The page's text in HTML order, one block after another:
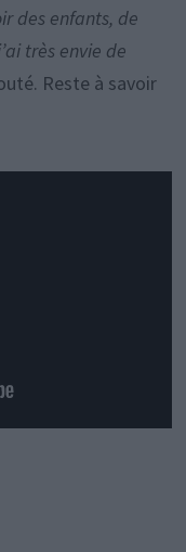
des enfants, de
très envie de
Reste à savoir